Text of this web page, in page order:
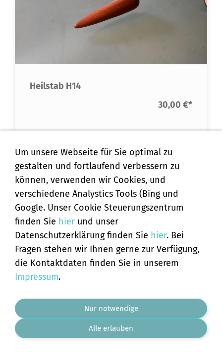
Heilstab H14
30,00 €*
In den Warenkorb
Um unsere Webseite für Sie optimal zu
gestalten und fortlaufend verbessern zu
können, verwenden wir Cookies, und
verschiedene Analystics Tools (Bing und
Google. Unser Cookie Steuerungszentrum
finden Sie hier und unser
Datenschutzerklärung finden Sie hier. Bei
Fragen stehen wir Ihnen gerne zur Verfügung,
die Kontaktdaten finden Sie in unserem
Impressum.
Nur notwendige
Alle erlauben